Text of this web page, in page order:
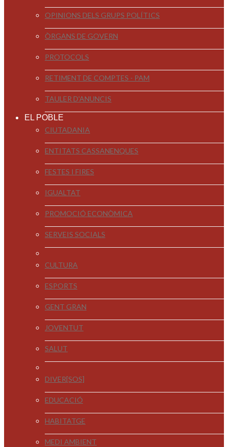
OPINIONS DELS GRUPS POLÍTICS
ÒRGANS DE GOVERN
PROTOCOLS
RETIMENT DE COMPTES - PAM
TAULER D'ANUNCIS
EL POBLE
CIUTADANIA
ENTITATS CASSANENQUES
FESTES I FIRES
IGUALTAT
PROMOCIÓ ECONÒMICA
SERVEIS SOCIALS
CULTURA
ESPORTS
GENT GRAN
JOVENTUT
SALUT
DIVER[SOS]
EDUCACIÓ
HABITATGE
MEDI AMBIENT